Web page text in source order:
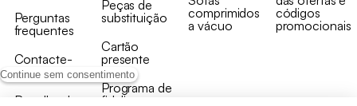
Continue sem consentimento
Perguntas
frequentes
Contacte-
nos
Recolha de
Peças de
substituição
Cartão
presente
Programa de
fidelizaçao
comprimidos
a vácuo
códigos
promocionais